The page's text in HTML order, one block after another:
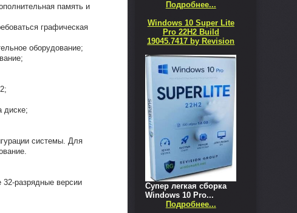
память и
графическая
оборудование;
диске;
системы. Для
разрядные версии
Подробнее...
Windows 10 Super Lite
Pro 22H2 Build
19045.7417 by Revision
Супер легкая сборка
Windows 10 Pro...
Подробнее...